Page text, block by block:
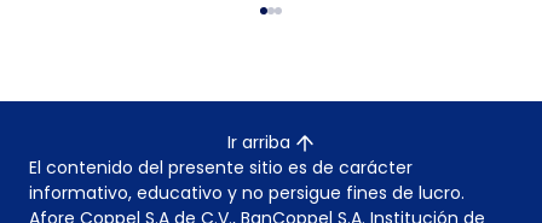
Ir arriba
El contenido del presente sitio es de carácter
informativo, educativo y no persigue fines de lucro.
Afore Coppel S.A de C.V., BanCoppel S.A. Institución de